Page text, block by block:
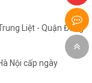
Liệt - Quận Đống
Nội cấp ngày